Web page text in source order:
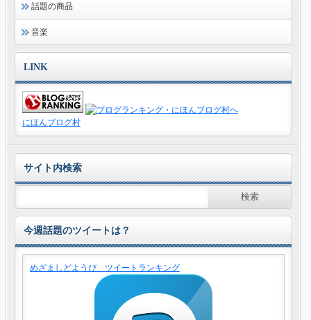
話題の商品
音楽
LINK
にほんブログ村
サイト内検索
今週話題のツイートは？
めざましどようび ツイートランキング